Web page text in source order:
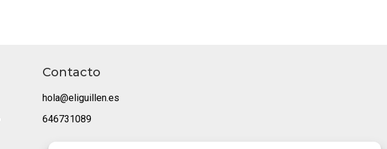
Contacto
hola@eliguillen.es
646731089